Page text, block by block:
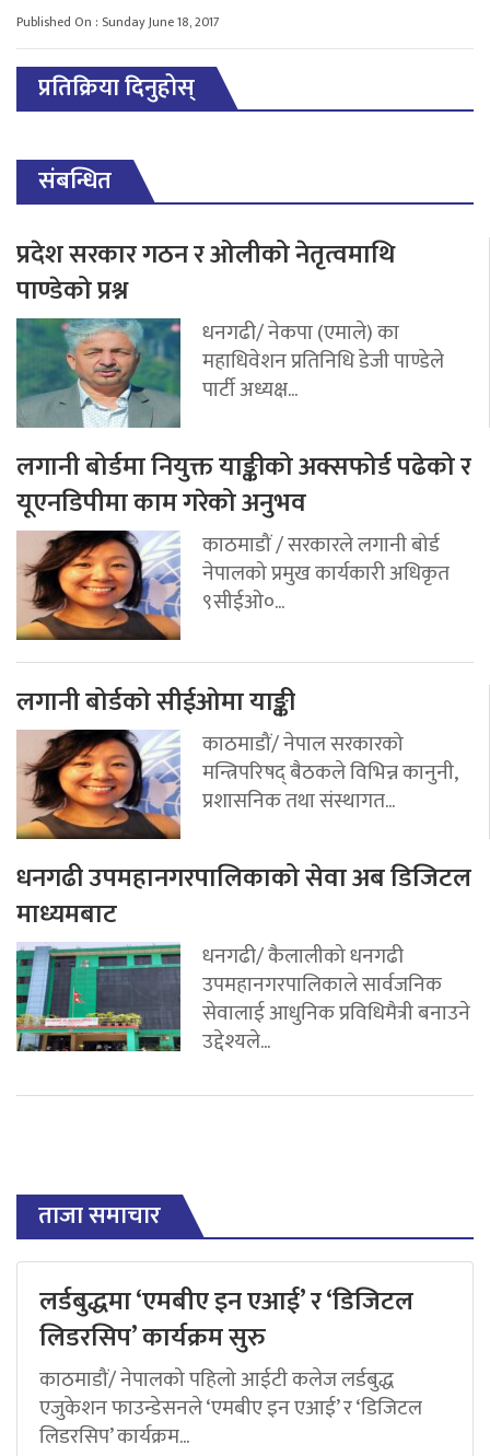
Published On : Sunday June 18, 2017
प्रतिक्रिया दिनुहोस्
संबन्धित
प्रदेश सरकार गठन र ओलीको नेतृत्वमाथि
पाण्डेको प्रश्न
धनगढी/ नेकपा (एमाले) का
महाधिवेशन प्रतिनिधि डेजी पाण्डेले
पार्टी अध्यक्ष...
लगानी बोर्डमा नियुक्त याङ्कीको अक्सफोर्ड पढेको र
यूएनडिपीमा काम गरेको अनुभव
काठमाडौं / सरकारले लगानी बोर्ड
नेपालको प्रमुख कार्यकारी अधिकृत
९सीईओ०...
लगानी बोर्डको सीईओमा याङ्की
काठमाडौं/ नेपाल सरकारको
मन्त्रिपरिषद् बैठकले विभिन्न कानुनी,
प्रशासनिक तथा संस्थागत...
धनगढी उपमहानगरपालिकाको सेवा अब डिजिटल
माध्यमबाट
धनगढी/ कैलालीको धनगढी
उपमहानगरपालिकाले सार्वजनिक
सेवालाई आधुनिक प्रविधिमैत्री बनाउने
उद्देश्यले...
ताजा समाचार
लर्डबुद्धमा ‘एमबीए इन एआई’ र ‘डिजिटल
लिडरसिप’ कार्यक्रम सुरु
काठमाडौं/ नेपालको पहिलो आईटी कलेज लर्डबुद्ध
एजुकेशन फाउन्डेसनले ‘एमबीए इन एआई’ र ‘डिजिटल
लिडरसिप’ कार्यक्रम...